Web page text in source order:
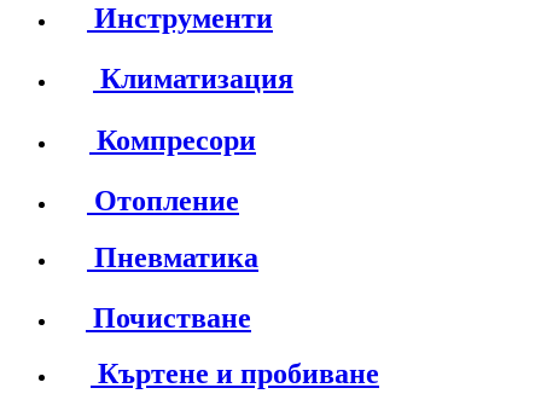
Инструменти
Климатизация
Компресори
Отопление
Пневматика
Почистване
Къртене и пробиване